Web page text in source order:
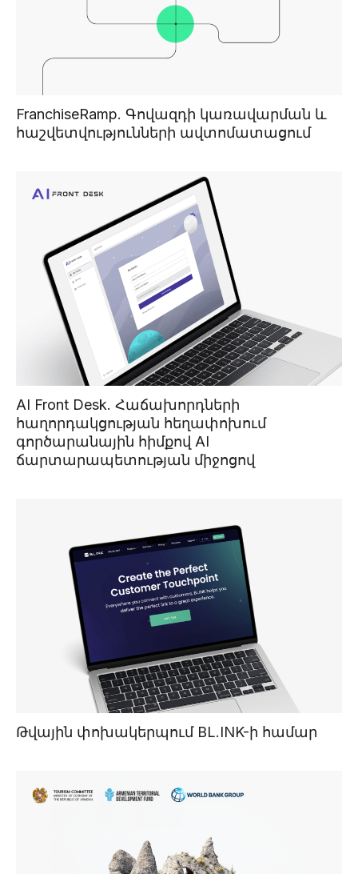
FranchiseRamp. Գովազդի կառավարման և
հաշվետվությունների ավտոմատացում
AI Front Desk. Հաճախորդների
հաղորդակցության հեղափոխում
գործարանային հիմքով AI
ճարտարապետության միջոցով
Թվային փոխակերպում BL.INK-ի համար